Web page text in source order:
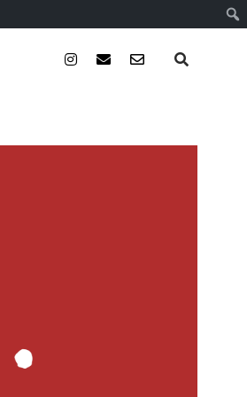
instagram
emailemail-